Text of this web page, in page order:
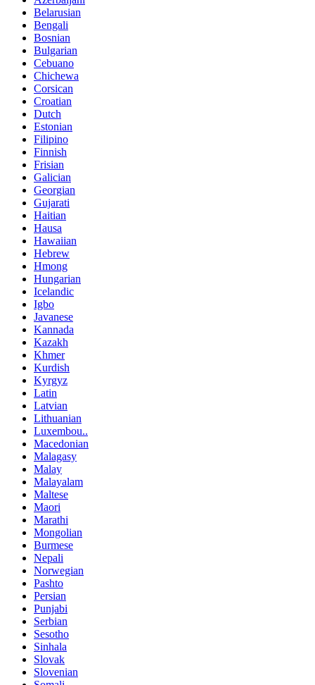
Belarusian
Bengali
Bosnian
Bulgarian
Cebuano
Chichewa
Corsican
Croatian
Dutch
Estonian
Filipino
Finnish
Frisian
Galician
Georgian
Gujarati
Haitian
Hausa
Hawaiian
Hebrew
Hmong
Hungarian
Icelandic
Igbo
Javanese
Kannada
Kazakh
Khmer
Kurdish
Kyrgyz
Latin
Latvian
Lithuanian
Luxembou..
Macedonian
Malagasy
Malay
Malayalam
Maltese
Maori
Marathi
Mongolian
Burmese
Nepali
Norwegian
Pashto
Persian
Punjabi
Serbian
Sesotho
Sinhala
Slovak
Slovenian